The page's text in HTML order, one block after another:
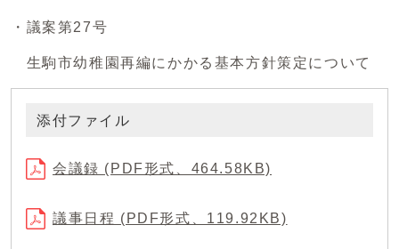
・議案第27号
生駒市幼稚園再編にかかる基本方針策定について
添付ファイル
会議録 (PDF形式、464.58KB)
議事日程 (PDF形式、119.92KB)